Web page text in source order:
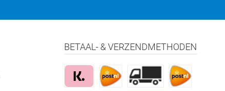
BETAAL- & VERZENDMETHODEN